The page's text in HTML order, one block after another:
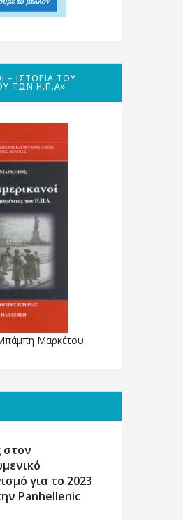
– ΙΣΤΟΡΊΑ ΤΟΥ
ΤΩΝ Η.Π.Α»
Μαρκέτου
στον
για το 2023
Panhellenic